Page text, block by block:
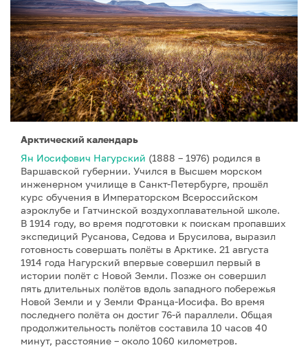
Арктический календарь
Ян Иосифович Нагурский (1888 – 1976) родился в
Варшавской губернии. Учился в Высшем морском
инженерном училище в Санкт-Петербурге, прошёл
курс обучения в Императорском Всероссийском
аэроклубе и Гатчинской воздухоплавательной школе.
В 1914 году, во время подготовки к поискам пропавших
экспедиций Русанова, Седова и Брусилова, выразил
готовность совершать полёты в Арктике. 21 августа
1914 года Нагурский впервые совершил первый в
истории полёт с Новой Земли. Позже он совершил
пять длительных полётов вдоль западного побережья
Новой Земли и у Земли Франца-Иосифа. Во время
последнего полёта он достиг 76-й параллели. Общая
продолжительность полётов составила 10 часов 40
минут, расстояние – около 1060 километров.